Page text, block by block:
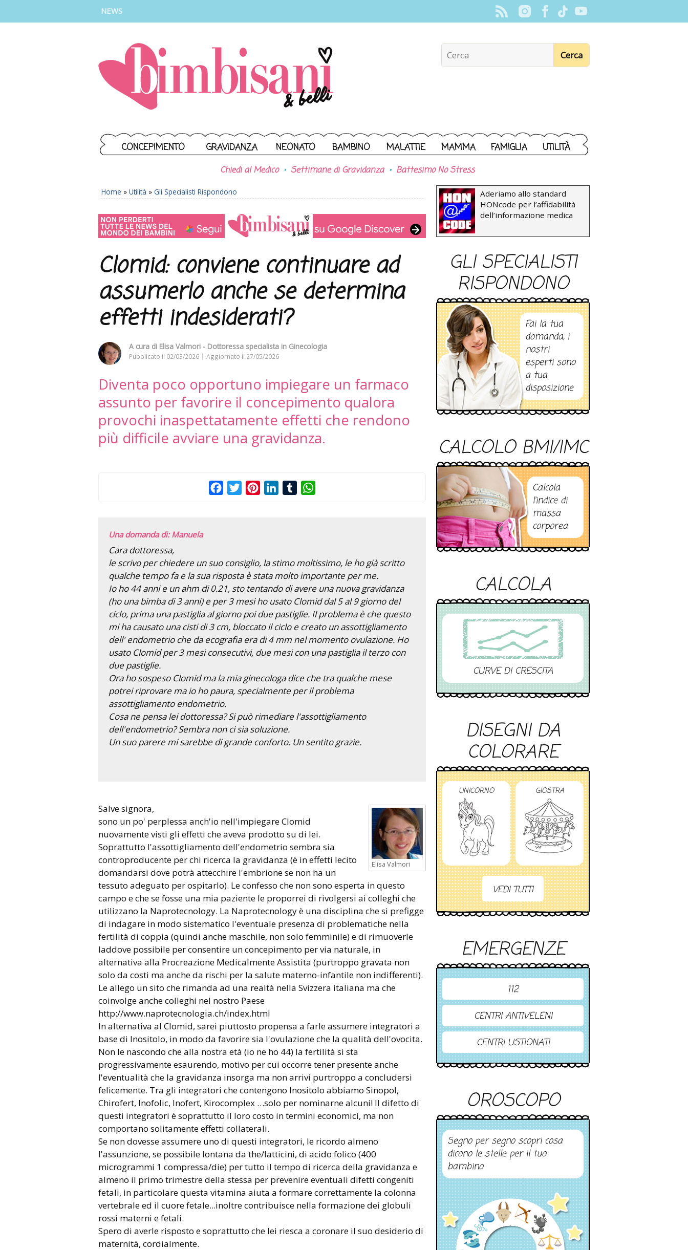
NEWS
CONCEPIMENTO GRAVIDANZA NEONATO BAMBINO MALATTIE MAMMA FAMIGLIA UTILITÀ
Chiedi al Medico Settimane di Gravidanza Battesimo No Stress
Home » Utilità » Gli Specialisti Rispondono
Clomid: conviene continuare ad
assumerlo anche se determina
effetti indesiderati?
A cura di Elisa Valmori - Dottoressa specialista in Ginecologia
Pubblicato il 02/03/2026 Aggiornato il 27/05/2026
Diventa poco opportuno impiegare un farmaco
assunto per favorire il concepimento qualora
provochi inaspettatamente effetti che rendono
più difficile avviare una gravidanza.
FacebookTwitterPinterestLinkedInTumblr
Una domanda di: Manuela
Cara dottoressa,
le scrivo per chiedere un suo consiglio, la stimo moltissimo, le ho già scritto
qualche tempo fa e la sua risposta è stata molto importante per me.
Io ho 44 anni e un ahm di 0.21, sto tentando di avere una nuova gravidanza
(ho una bimba di 3 anni) e per 3 mesi ho usato Clomid dal 5 al 9 giorno del
ciclo, prima una pastiglia al giorno poi due pastiglie. Il problema è che questo
mi ha causato una cisti di 3 cm, bloccato il ciclo e creato un assottigliamento
dell' endometrio che da ecografia era di 4 mm nel momento ovulazione. Ho
usato Clomid per 3 mesi consecutivi, due mesi con una pastiglia il terzo con
due pastiglie.
Ora ho sospeso Clomid ma la mia ginecologa dice che tra qualche mese
potrei riprovare ma io ho paura, specialmente per il problema
assottigliamento endometrio.
Cosa ne pensa lei dottoressa? Si può rimediare l'assottigliamento
dell'endometrio? Sembra non ci sia soluzione.
Un suo parere mi sarebbe di grande conforto. Un sentito grazie.
Elisa Valmori
Salve signora,
sono un po' perplessa anch'io nell'impiegare Clomid
nuovamente visti gli effetti che aveva prodotto su di lei.
Soprattutto l'assottigliamento dell'endometrio sembra sia
controproducente per chi ricerca la gravidanza (è in effetti lecito
domandarsi dove potrà attecchire l'embrione se non ha un
tessuto adeguato per ospitarlo). Le confesso che non sono esperta in questo
campo e che se fosse una mia paziente le proporrei di rivolgersi ai colleghi che
utilizzano la Naprotecnology. La Naprotecnology è una disciplina che si prefigge
di indagare in modo sistematico l'eventuale presenza di problematiche nella
fertilità di coppia (quindi anche maschile, non solo femminile) e di rimuoverle
laddove possibile per consentire un concepimento per via naturale, in
alternativa alla Procreazione Medicalmente Assistita (purtroppo gravata non
solo da costi ma anche da rischi per la salute materno-infantile non indifferenti).
Le allego un sito che rimanda ad una realtà nella Svizzera italiana ma che
coinvolge anche colleghi nel nostro Paese
http://www.naprotecnologia.ch/index.html
In alternativa al Clomid, sarei piuttosto propensa a farle assumere integratori a
base di Inositolo, in modo da favorire sia l'ovulazione che la qualità dell'ovocita.
Non le nascondo che alla nostra età (io ne ho 44) la fertilità si sta
progressivamente esaurendo, motivo per cui occorre tener presente anche
l'eventualità che la gravidanza insorga ma non arrivi purtroppo a concludersi
felicemente. Tra gli integratori che contengono Inositolo abbiamo Sinopol,
Chirofert, Inofolic, Inofert, Kirocomplex …solo per nominarne alcuni! Il difetto di
questi integratori è soprattutto il loro costo in termini economici, ma non
comportano solitamente effetti collaterali.
Se non dovesse assumere uno di questi integratori, le ricordo almeno
l'assunzione, se possibile lontana da the/latticini, di acido folico (400
microgrammi 1 compressa/die) per tutto il tempo di ricerca della gravidanza e
almeno il primo trimestre della stessa per prevenire eventuali difetti congeniti
fetali, in particolare questa vitamina aiuta a formare correttamente la colonna
vertebrale ed il cuore fetale...inoltre contribuisce nella formazione dei globuli
rossi materni e fetali.
Spero di averle risposto e soprattutto che lei riesca a coronare il suo desiderio di
maternità, cordialmente.
Aderiamo allo standard
HONcode per l’affidabilità
dell’informazione medica
GLI SPECIALISTI
RISPONDONO
Fai la tua
domanda, i
nostri
esperti sono
a tua
disposizione
CALCOLO BMI/IMC
Calcola
l’indice di
massa
corporea
CALCOLA
CURVE DI CRESCITA
DISEGNI DA
COLORARE
UNICORNO GIOSTRA
VEDI TUTTI
EMERGENZE
112
CENTRI ANTIVELENI
CENTRI USTIONATI
OROSCOPO
Segno per segno scopri cosa
dicono le stelle per il tuo
bambino